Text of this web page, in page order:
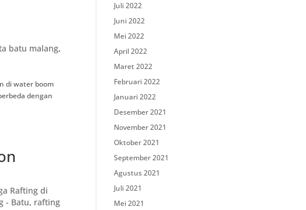
batu malang,
di water boom
dengan
Rafting di
- Batu, rafting
Juli 2022
Juni 2022
Mei 2022
April 2022
Maret 2022
Februari 2022
Januari 2022
Desember 2021
November 2021
Oktober 2021
September 2021
Agustus 2021
Juli 2021
Mei 2021